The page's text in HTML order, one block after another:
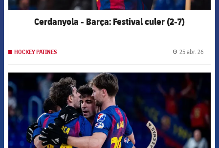
Cerdanyola - Barça: Festival culer (2-7)
HOCKEY PATINES 25 abr. 26
FCB Barcelona badge